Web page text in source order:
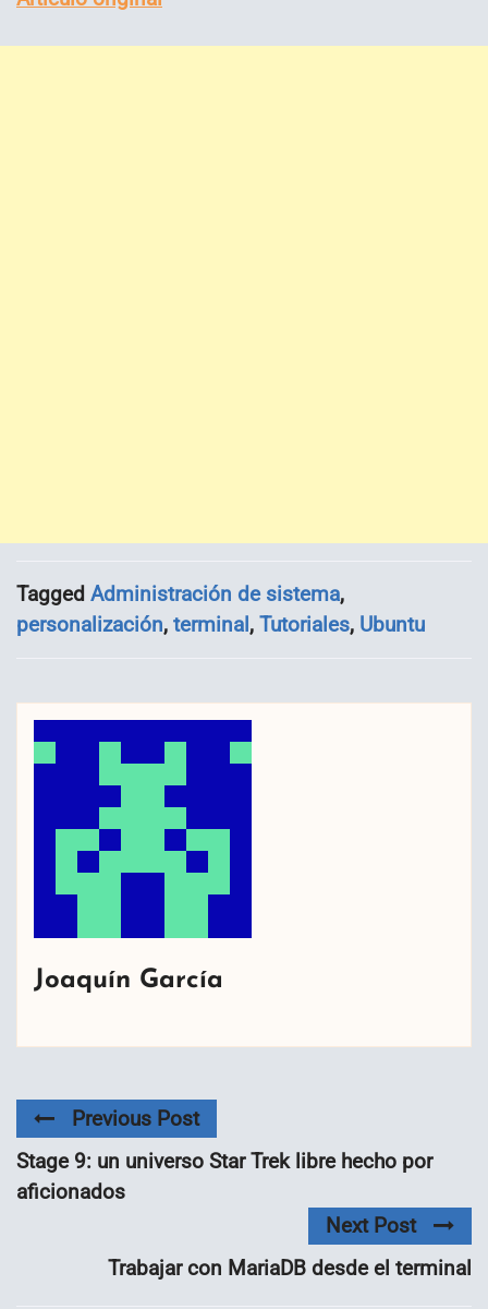
Tagged Administración de sistema,
personalización, terminal, Tutoriales, Ubuntu
Joaquín García
Previous Post
Stage 9: un universo Star Trek libre hecho por
aficionados
Next Post
Trabajar con MariaDB desde el terminal